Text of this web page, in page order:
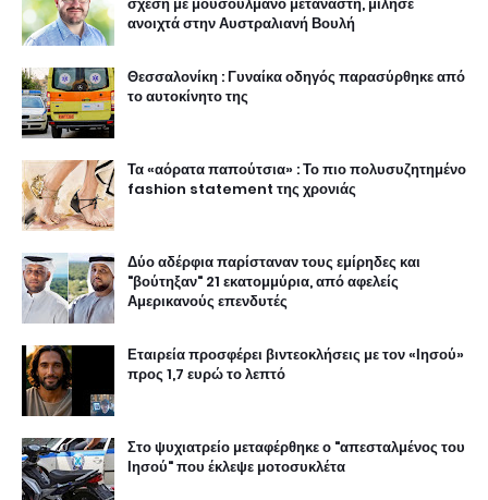
ανοιχτά στην Αυστραλιανή Βουλή
Θεσσαλονίκη : Γυναίκα οδηγός παρασύρθηκε από
το αυτοκίνητο της
Τα «αόρατα παπούτσια» : Το πιο πολυσυζητημένο
fashion statement της χρονιάς
Δύο αδέρφια παρίσταναν τους εμίρηδες και
"βούτηξαν" 21 εκατομμύρια, από αφελείς
Αμερικανούς επενδυτές
Εταιρεία προσφέρει βιντεοκλήσεις με τον «Ιησού»
προς 1,7 ευρώ το λεπτό
Στο ψυχιατρείο μεταφέρθηκε ο "απεσταλμένος του
Ιησού" που έκλεψε μοτοσυκλέτα